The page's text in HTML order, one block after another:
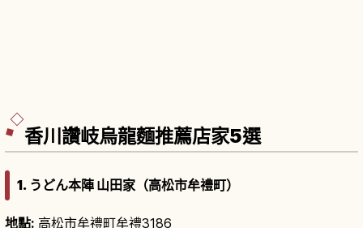
香川讚岐烏龍麵推薦店家5選
1. うどん本陣 山田家（高松市牟禮町）
地點: 高松市牟禮町牟禮3186